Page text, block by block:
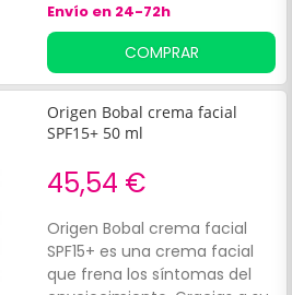
Envío en 24-72h
COMPRAR
Origen Bobal crema facial
SPF15+ 50 ml
45,54 €
Origen Bobal crema facial
SPF15+ es una crema facial
que frena los síntomas del